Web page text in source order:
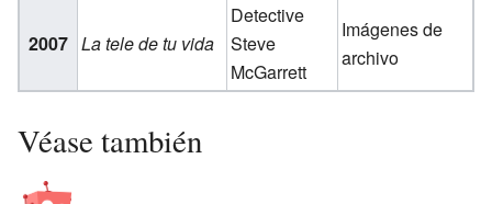
2007 La tele de tu vida
Detective
Steve
McGarrett
Imágenes de
archivo
Véase también